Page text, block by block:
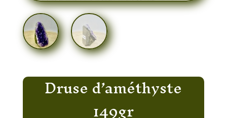
Druse d’améthyste
149gr